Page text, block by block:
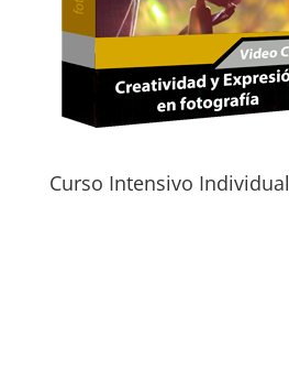
Curso Intensivo Individual